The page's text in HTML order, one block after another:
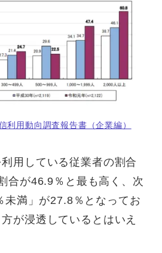
利用動向調査報告書（企業編）
用している従業者の割合
合が46.9％と最も高く、次
未満」が27.8％となってお
が浸透しているとはいえ